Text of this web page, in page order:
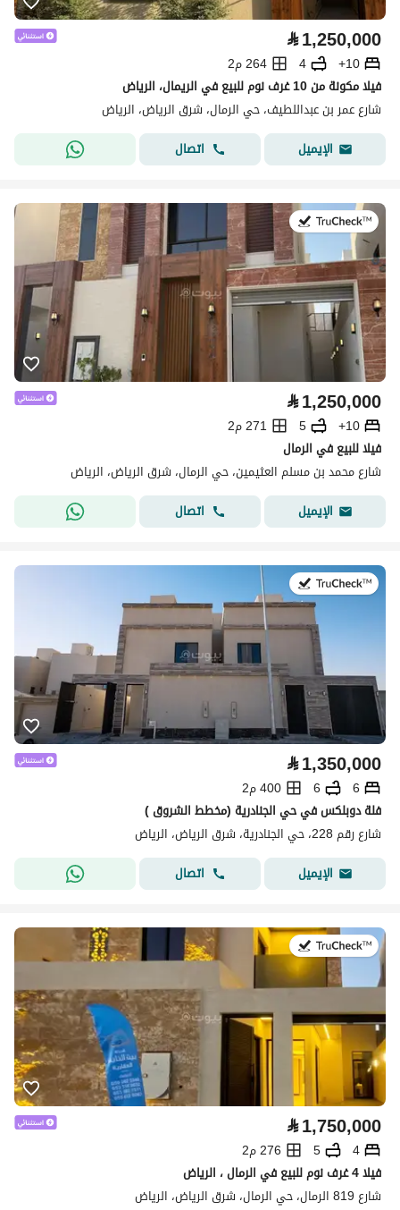
⃁1,250,000
10+
4
264 م2
فيلا مكونة من 10 غرف نوم للبيع في الريمال، الرياض
شارع عمر بن عبداللطيف، حي الرمال، شرق الرياض، الرياض
الإيميل
اتصال
في:9 يوليو 2026
⃁1,250,000
10+
5
271 م2
فيلا للبيع في الرمال
شارع محمد بن مسلم العثيمين، حي الرمال، شرق الرياض، الرياض
الإيميل
اتصال
⃁1,350,000
6
6
400 م2
فلة دوبلكس في حي الجنادرية (مخطط الشروق )
شارع رقم 228، حي الجنادرية، شرق الرياض، الرياض
الإيميل
اتصال
⃁1,750,000
4
5
276 م2
فيلا 4 غرف نوم للبيع في الرمال ، الرياض
شارع 819 الرمال، حي الرمال، شرق الرياض، الرياض